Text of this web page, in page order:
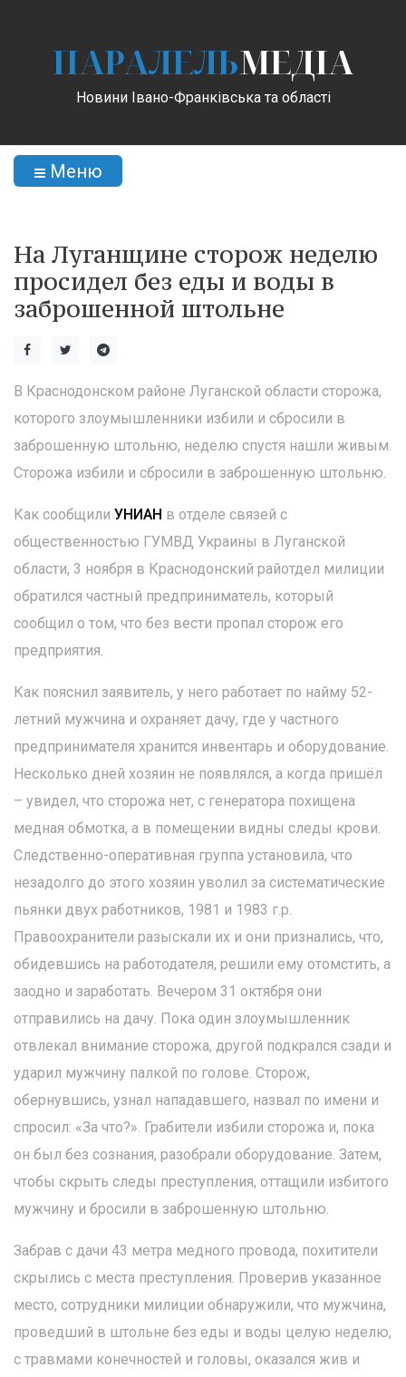
ПАРАЛЕЛЬМЕДІА
Новини Івано-Франківська та області
Меню
На Луганщине сторож неделю
просидел без еды и воды в
заброшенной штольне
В Краснодонском районе Луганской области сторожа,
которого злоумышленники избили и сбросили в
заброшенную штольню, неделю спустя нашли живым.
Сторожа избили и сбросили в заброшенную штольню.
Как сообщили УНИАН в отделе связей с
общественностью ГУМВД Украины в Луганской
области, 3 ноября в Краснодонский райотдел милиции
обратился частный предприниматель, который
сообщил о том, что без вести пропал сторож его
предприятия.
Как пояснил заявитель, у него работает по найму 52-
летний мужчина и охраняет дачу, где у частного
предпринимателя хранится инвентарь и оборудование.
Несколько дней хозяин не появлялся, а когда пришёл
– увидел, что сторожа нет, с генератора похищена
медная обмотка, а в помещении видны следы крови.
Следственно-оперативная группа установила, что
незадолго до этого хозяин уволил за систематические
пьянки двух работников, 1981 и 1983 г.р.
Правоохранители разыскали их и они признались, что,
обидевшись на работодателя, решили ему отомстить, а
заодно и заработать. Вечером 31 октября они
отправились на дачу. Пока один злоумышленник
отвлекал внимание сторожа, другой подкрался сзади и
ударил мужчину палкой по голове. Сторож,
обернувшись, узнал нападавшего, назвал по имени и
спросил: «За что?». Грабители избили сторожа и, пока
он был без сознания, разобрали оборудование. Затем,
чтобы скрыть следы преступления, оттащили избитого
мужчину и бросили в заброшенную штольню.
Забрав с дачи 43 метра медного провода, похитители
скрылись с места преступления. Проверив указанное
место, сотрудники милиции обнаружили, что мужчина,
проведший в штольне без еды и воды целую неделю,
с травмами конечностей и головы, оказался жив и